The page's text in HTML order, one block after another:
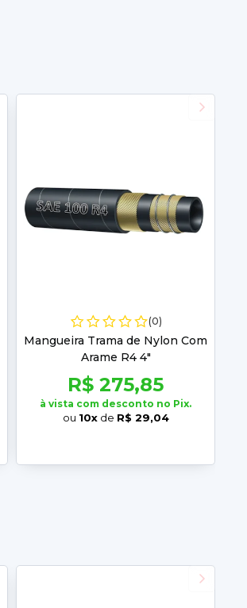
(0)
Mangueira Trama de Nylon Com
Arame R4 4"
R$ 275,85
à vista com desconto no Pix.
ou 10xde R$ 29,04